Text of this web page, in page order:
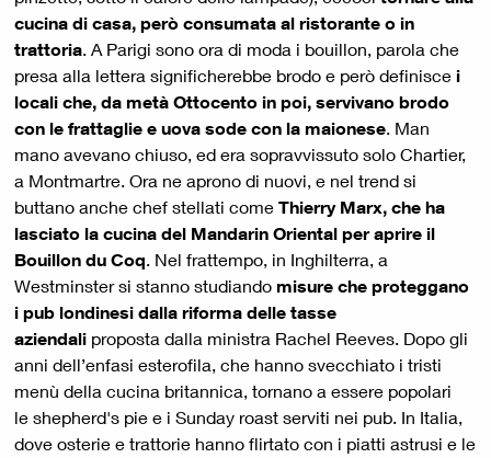
cucina di casa, però consumata al ristorante o in
trattoria. A Parigi sono ora di moda i bouillon, parola che
presa alla lettera significherebbe brodo e però definisce i
locali che, da metà Ottocento in poi, servivano brodo
con le frattaglie e uova sode con la maionese. Man
mano avevano chiuso, ed era sopravvissuto solo Chartier,
a Montmartre. Ora ne aprono di nuovi, e nel trend si
buttano anche chef stellati come Thierry Marx, che ha
lasciato la cucina del Mandarin Oriental per aprire il
Bouillon du Coq. Nel frattempo, in Inghilterra, a
Westminster si stanno studiando misure che proteggano
i pub londinesi dalla riforma delle tasse
aziendali proposta dalla ministra Rachel Reeves. Dopo gli
anni dell’enfasi esterofila, che hanno svecchiato i tristi
menù della cucina britannica, tornano a essere popolari
le shepherd's pie e i Sunday roast serviti nei pub. In Italia,
dove osterie e trattorie hanno flirtato con i piatti astrusi e le